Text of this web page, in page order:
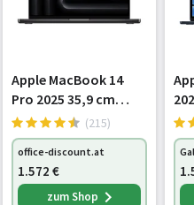
Eingebaute Grafikadapter
Separater Grafikadapter
Separates Grafikkartenmodell
Hersteller der eingebauten GPU
Apple MacBook 14
Pro 2025 35,9 cm
(14,2 Zoll), 16 GB RAM,
512 GB SSD, M5
(215)
office-discount.at
1.572 €
zum Shop
16